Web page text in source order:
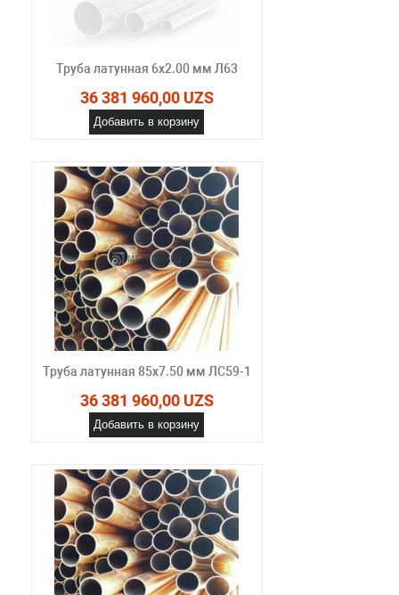
Труба латунная 6х2.00 мм Л63
36 381 960,00 UZS
Добавить в корзину
Труба латунная 85х7.50 мм ЛС59-1
36 381 960,00 UZS
Добавить в корзину